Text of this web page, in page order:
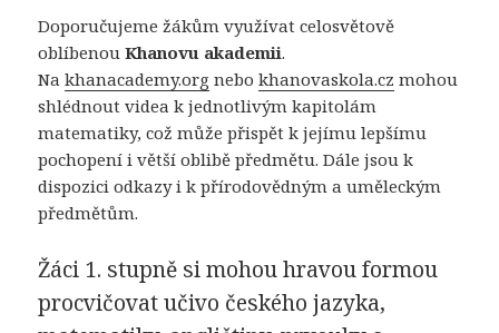
Doporučujeme žákům využívat celosvětově
oblíbenouKhanovu akademii.
Nakhanacademy.org nebokhanovaskola.cz mohou
shlédnout videa k jednotlivým kapitolám
matematiky, což může přispět k jejímu lepšímu
pochopení i větší oblibě předmětu. Dále jsou k
dispozici odkazy i k přírodovědným a uměleckým
předmětům.
Žáci 1. stupně si mohou hravou formou
procvičovat učivo českého jazyka,